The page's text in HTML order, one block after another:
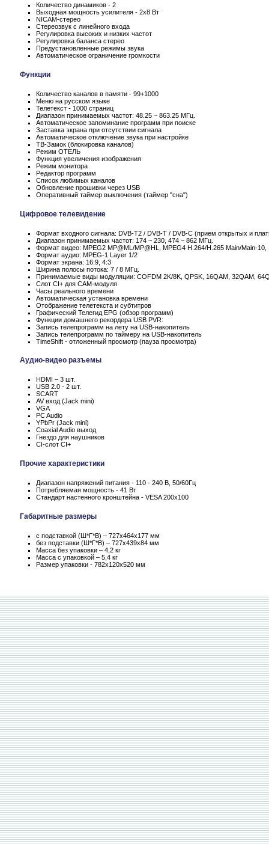
Количество динамиков - 2
Выходная мощность усилителя - 2x8 Вт
NICAM-стерео
Стереозвук с линейного входа
Регулировка высоких и низких частот
Регулировка баланса стерео
Предустановленные режимы звука
Автоматическое ограничение громкости
Функции
Количество каналов в памяти - 99+1000
Меню на русском языке
Телетекст - 1000 страниц
Диапазон принимаемых частот: 48.25 ~ 863.25 МГц.
Автоматическое запоминание программ при поиске
Заставка экрана при отсутствии сигнала
Автоматическое отключение звука при настройке
ТВ-Замок (блокировка каналов)
Режим ОТЕЛЬ
Функция увеличения изображения
Режим монитора
Редактор программ
Список любимых каналов
Обновление прошивки через USB
Оперативный таймер выключения (таймер "сна")
Цифровое телевидение
Формат входного сигнала: DVB-T2 / DVB-T / DVB-C (прием открытых и
Диапазон принимаемых частот: 174 ~ 230, 474 ~ 862 МГц.
Формат видео: MPEG2 MP@ML/MP@HL, MPEG4 H.264/H.265 Main/Main-10,
Формат аудио: MPEG-1 Layer 1/2
Формат экрана: 16:9, 4:3
Ширина полосы потока: 7 / 8 МГц.
Принимаемые виды модуляции: COFDM 2K/8K, QPSK, 16QAM, 32QAM,
Слот CI+ для CAM-модуля
Часы реального времени
Автоматическая установка времени
Отображение телетекста и субтитров
Графический Телегид EPG (обзор программ)
Функции домашнего рекордера USB PVR:
Запись телепрограмм на лету на USB-накопитель
Запись телепрограмм по таймеру на USB-накопитель
TimeShift - отложенный просмотр (пауза просмотра)
Аудио-видео разъемы
HDMI – 3 шт.
USB 2.0 - 2 шт.
SCART
AV вход (Jack mini)
VGA
PC Audio
YPbPr (Jack mini)
Coaxial Audio выход
Гнездо для наушников
CI-слот CI+
Прочие характеристики
Диапазон напряжений питания - 110 - 240 В, 50/60Гц
Потребляемая мощность - 41 Вт
Стандарт настенного кронштейна - VESA 200x100
Габаритные размеры
с подставкой (Ш*Г*В) – 727x464x177 мм
без подставки (Ш*Г*В) – 727x439x84 мм
Масса без упаковки – 4,2 кг
Масса c упаковкой – 5,4 кг
Размер упаковки - 782x120x520 мм